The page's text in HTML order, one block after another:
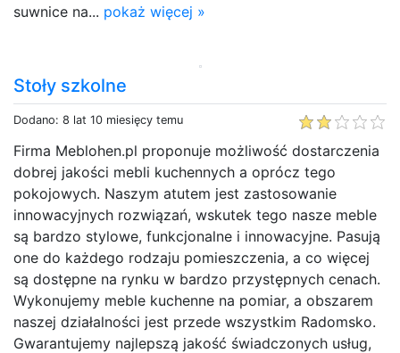
suwnice na... pokaż więcej »
Stoły szkolne
Dodano: 8 lat 10 miesięcy temu
Firma Meblohen.pl proponuje możliwość dostarczenia
dobrej jakości mebli kuchennych a oprócz tego
pokojowych. Naszym atutem jest zastosowanie
innowacyjnych rozwiązań, wskutek tego nasze meble
są bardzo stylowe, funkcjonalne i innowacyjne. Pasują
one do każdego rodzaju pomieszczenia, a co więcej
są dostępne na rynku w bardzo przystępnych cenach.
Wykonujemy meble kuchenne na pomiar, a obszarem
naszej działalności jest przede wszystkim Radomsko.
Gwarantujemy najlepszą jakość świadczonych usług,